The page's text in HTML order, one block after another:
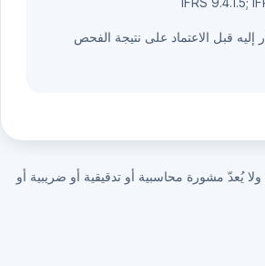
إليه قبل الاعتماد على نتيجة الفحص
يُعدّ مشورة محاسبية أو تدقيقية أو ضريبية أو